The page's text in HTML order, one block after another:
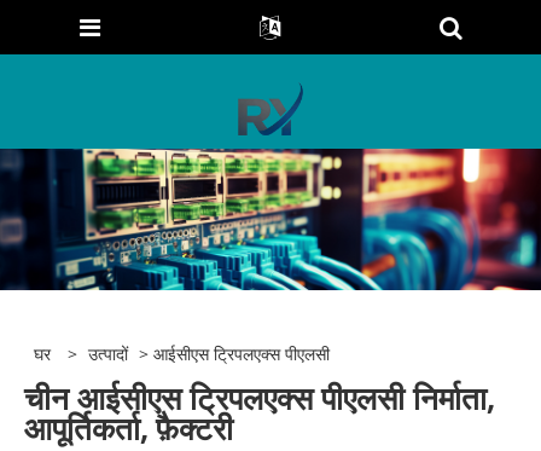
घर > उत्पादों > आईसीएस ट्रिपलएक्स पीएलसी
चीन आईसीएस ट्रिपलएक्स पीएलसी निर्माता,
आपूर्तिकर्ता, फ़ैक्टरी